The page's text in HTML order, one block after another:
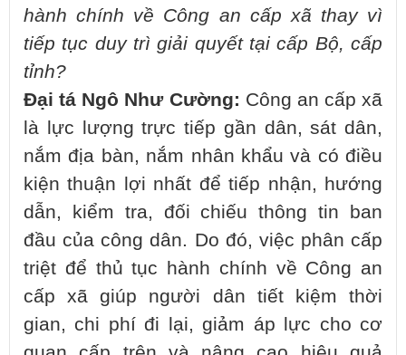
hành chính về Công an cấp xã thay vì
tiếp tục duy trì giải quyết tại cấp Bộ, cấp
tỉnh?
Đại tá Ngô Như Cường: Công an cấp xã
là lực lượng trực tiếp gần dân, sát dân,
nắm địa bàn, nắm nhân khẩu và có điều
kiện thuận lợi nhất để tiếp nhận, hướng
dẫn, kiểm tra, đối chiếu thông tin ban
đầu của công dân. Do đó, việc phân cấp
triệt để thủ tục hành chính về Công an
cấp xã giúp người dân tiết kiệm thời
gian, chi phí đi lại, giảm áp lực cho cơ